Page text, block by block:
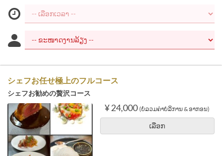
シェフお任せ極上のフルコース
シェフお勧めの贅沢コース
¥ 24,000 (ບໍ່ລວມຄ່າບໍລິການ & ອາກອນ)
ເລືອກ